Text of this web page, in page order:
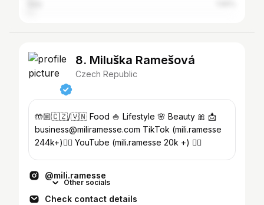
8. Miluška Ramešová
Czech Republic
🤲🏼🇨🇿/🇻🇳 Food 🍚 Lifestyle 🌸 Beauty 🎀 📩
business@miliramesse.com TikTok (mili.ramesse
244k+)👇🏼 YouTube (mili.ramesse 20k +) 👇🏼
@mili.ramesse
Other socials
Check contact details